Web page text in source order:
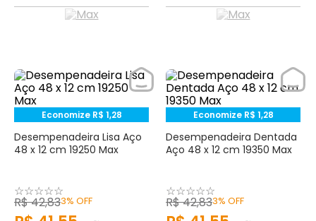
Economize R$ 1,28
Desempenadeira Lisa Aço
48 x 12 cm 19250 Max
☆☆☆☆☆
R$42,833% OFF
Economize R$ 1,28
Desempenadeira Dentada
Aço 48 x 12 cm 19350 Max
☆☆☆☆☆
R$42,833% OFF